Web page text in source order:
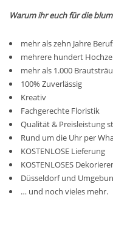
Warum ihr euch für die
mehr als zehn Jahre
mehrere hundert
mehr als 1.000
100% Zuverlässig
Kreativ
Fachgerechte Floristik
Qualität & Preisleistung
Rund um die Uhr per
KOSTENLOSE Lieferung
KOSTENLOSES
Düsseldorf und
… und noch vieles mehr.